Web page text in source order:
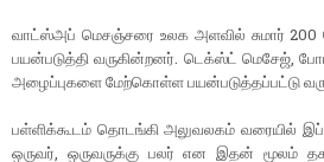
வாட்ஸ்அப் மெசஞ்சரை உலக அளவில் சுமார் 200
பயன்படுத்தி வருகின்றனர். டெக்ஸ்ட் மெசேஜ்,
அழைப்புகளை மேற்கொள்ள பயன்படுத்தப்பட்டு
பள்ளிக்கூடம் தொடங்கி அலுவலகம் வரையில்
ஒருவர், ஒருவருக்கு பலர் என இதன் மூலம்